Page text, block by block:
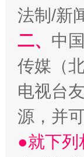
法制/新
二、 中
传媒（
电视台
源，并
●就下